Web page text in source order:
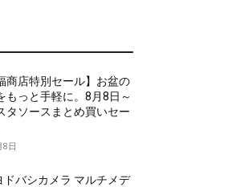
商店特別セール】お盆の
もっと手軽に。8月8日～
タソースまとめ買いセー
8日
ドバシカメラ マルチメデ